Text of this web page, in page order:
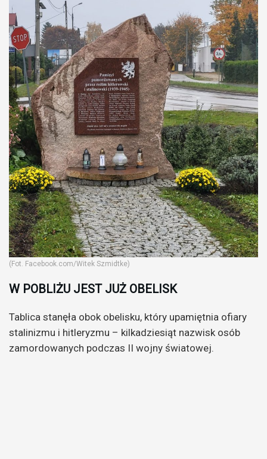
(Fot. Facebook.com/Witek Szmidtke)
W POBLIŻU JEST JUŻ OBELISK
Tablica stanęła obok obelisku, który upamiętnia ofiary
stalinizmu i hitleryzmu – kilkadziesiąt nazwisk osób
zamordowanych podczas II wojny światowej.